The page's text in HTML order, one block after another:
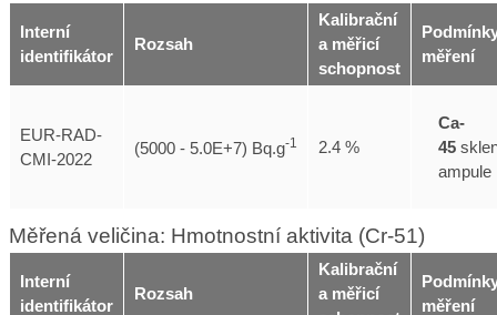
Interní
identifikátor
Rozsah
Kalibrační
a měřicí
schopnost
měření
EUR-RAD-
CMI-2022
(5000 - 5.0E+7) Bq.g-1 2.4 %
Ca-
45
ampule
Měřená veličina: Hmotnostní aktivita (Cr-51)
Interní
identifikátor
Rozsah
Kalibrační
a měřicí
měření